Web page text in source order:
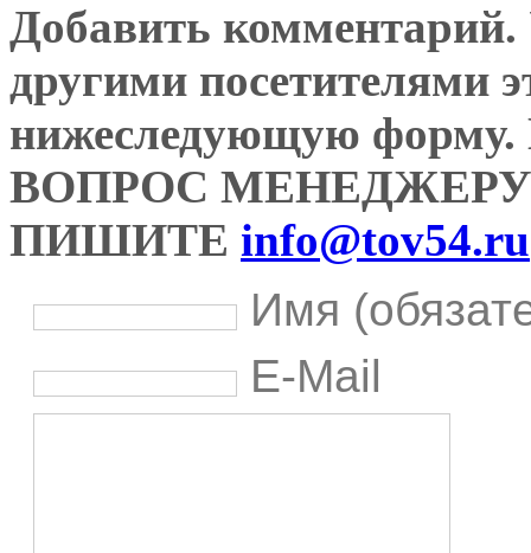
Добавить комментарий.
другими посетителями
нижеследующую
ВОПРОС
ПИШИТЕ info@tov54.ru
Имя
E-Mail